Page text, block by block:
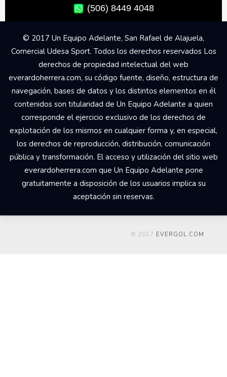
(506) 8449 4048
© 2017 Un Equipo Adelante, San Rafael de Alajuela,
Comercial Udesa Sport. Todos los derechos reservados Los
derechos de propiedad intelectual del web
everardoherrera.com, su código fuente, diseño, estructura de
navegación, bases de datos y los distintos elementos en él
contenidos son titularidad de Un Equipo Adelante a quien
corresponde el ejercicio exclusivo de los derechos de
explotación de los mismos en cualquier forma y, en especial,
los derechos de reproducción, distribución, comunicación
pública y transformación. El acceso y utilización del sitio web
everardoherrera.com que Un Equipo Adelante pone
gratuitamente a disposición de los usuarios implica su
aceptación sin reservas.
© 2017 EVERGOL.COM